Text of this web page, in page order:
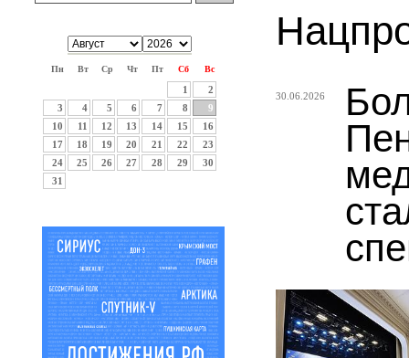
Пн Вт Ср Чт Пт Сб Вс
1
2
3
4 5 6 7 8
9
10
11 12 13 14 15
16
17
18 19 20 21 22
23
24
25 26 27 28 29
30
31
30.06.2026